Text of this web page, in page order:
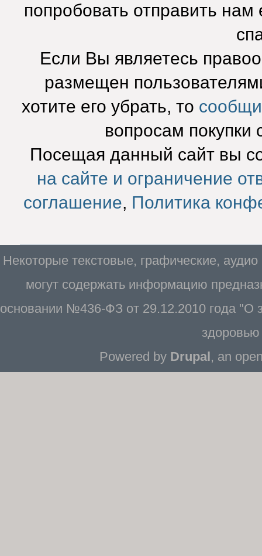
попробовать отправить нам
Если Вы являетесь
размещен
хотите его убрать, то
вопросам покупки
Посещая данный сайт вы
на сайте и ограничение
соглашение, Политика
Некоторые текстовые, графические,
могут содержать информацию
основании №436-ФЗ от 29.12.2010 года "О
Powered by Drupal , an